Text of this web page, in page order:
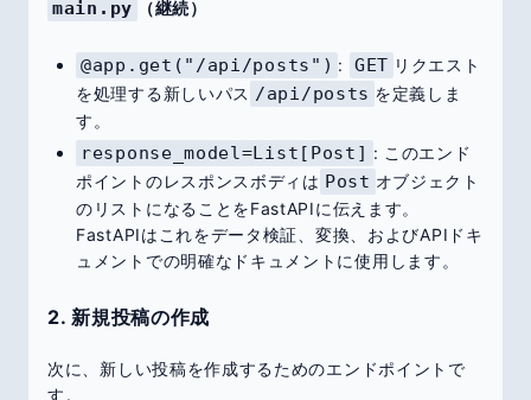
main.py （継続）
@app.get("/api/posts") : GET リクエスト
を処理する新しいパス /api/posts を定義しま
す。
response_model=List[Post] : このエンド
ポイントのレスポンスボディは Post オブジェクト
のリストになることをFastAPIに伝えます。
FastAPIはこれをデータ検証、変換、およびAPIドキ
ュメントでの明確なドキュメントに使用します。
2. 新規投稿の作成
次に、新しい投稿を作成するためのエンドポイントで
す。